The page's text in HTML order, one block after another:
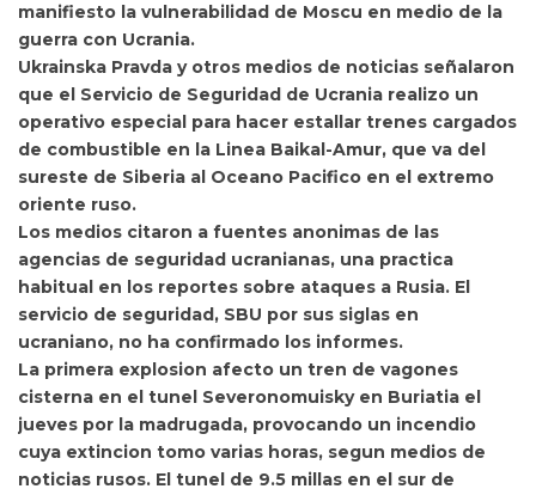
manifiesto la vulnerabilidad de Moscu en medio de la
guerra con Ucrania.
Ukrainska Pravda y otros medios de noticias señalaron
que el Servicio de Seguridad de Ucrania realizo un
operativo especial para hacer estallar trenes cargados
de combustible en la Linea Baikal-Amur, que va del
sureste de Siberia al Oceano Pacifico en el extremo
oriente ruso.
Los medios citaron a fuentes anonimas de las
agencias de seguridad ucranianas, una practica
habitual en los reportes sobre ataques a Rusia. El
servicio de seguridad, SBU por sus siglas en
ucraniano, no ha confirmado los informes.
La primera explosion afecto un tren de vagones
cisterna en el tunel Severonomuisky en Buriatia el
jueves por la madrugada, provocando un incendio
cuya extincion tomo varias horas, segun medios de
noticias rusos. El tunel de 9.5 millas en el sur de